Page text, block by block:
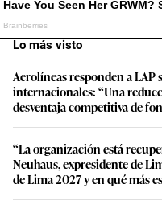
Lo más visto
Aerolíneas responden a LAP
internacionales: “Una
desventaja competitiva de
“La organización está
Neuhaus, expresidente de
de Lima 2027 y en qué más